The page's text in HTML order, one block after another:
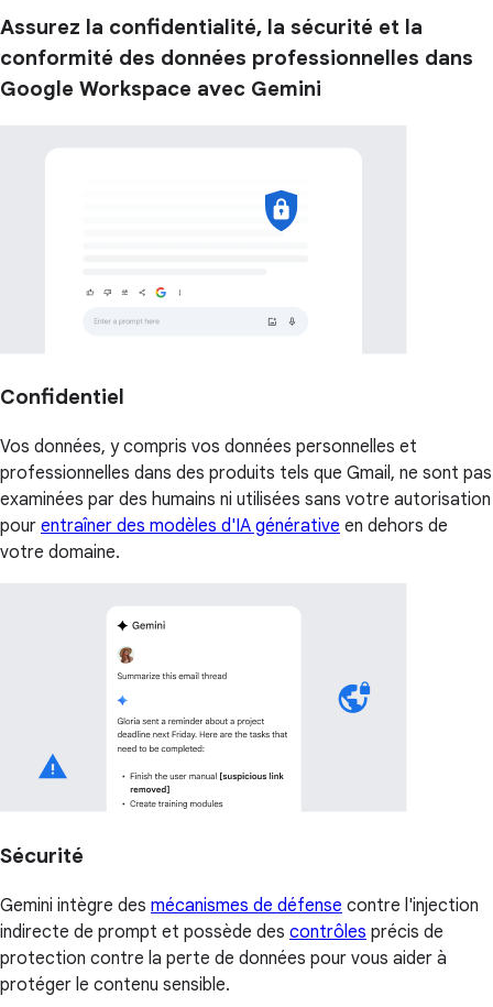
Assurez la confidentialité, la sécurité et la
conformité des données professionnelles dans
Google Workspace avec Gemini
Confidentiel
Vos données, y compris vos données personnelles et
professionnelles dans des produits tels que Gmail, ne sont pas
examinées par des humains ni utilisées sans votre autorisation
pour entraîner des modèles d'IA générative en dehors de
votre domaine.
Sécurité
Gemini intègre des mécanismes de défense contre l'injection
indirecte de prompt et possède des contrôles précis de
protection contre la perte de données pour vous aider à
protéger le contenu sensible.